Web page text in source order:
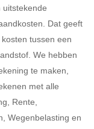
Nee
Dat geeft
tussen een
We hebben
te maken,
met alle
Rente,
Wegenbelasting en